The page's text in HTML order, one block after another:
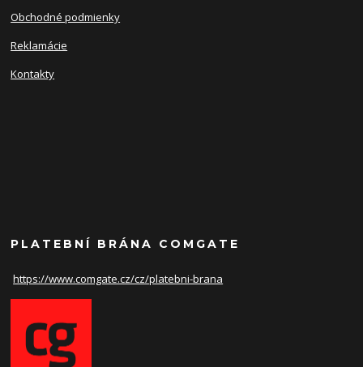
Obchodné podmienky
Reklamácie
Kontakty
PLATEBNÍ BRÁNA COMGATE
https://www.comgate.cz/cz/platebni-brana